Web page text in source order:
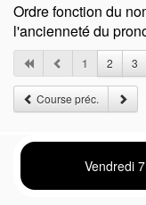
Ordre fonction du
l'ancienneté du
1 2 3
Course préc.
Vendredi